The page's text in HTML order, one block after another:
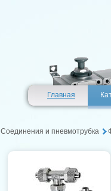
Главная
Соединения и пневмотрубка